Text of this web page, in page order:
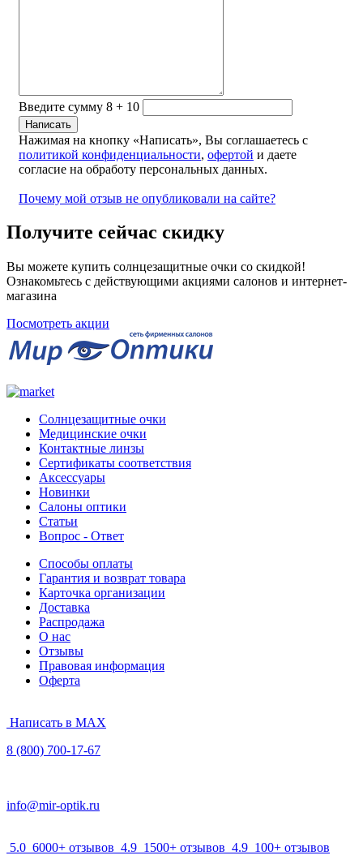
Введите сумму 8 + 10
Нажимая на кнопку «Написать», Вы соглашаетесь с
политикой конфиденциальности, офертой и даете
согласие на обработу персональных данных.
Почему мой отзыв не опубликовали на сайте?
Получите сейчас скидку
Вы можете купить солнцезащитные очки со скидкой!
Ознакомьтесь с действующими акциями салонов и интернет-
магазина
Посмотреть акции
Солнцезащитные очки
Медицинские очки
Контактные линзы
Сертификаты соответствия
Аксессуары
Новинки
Салоны оптики
Статьи
Вопрос - Ответ
Способы оплаты
Гарантия и возврат товара
Карточка организации
Доставка
Распродажа
О нас
Отзывы
Правовая информация
Оферта
Написать в MAX
8 (800) 700-17-67
info@mir-optik.ru
5.0 6000+ отзывов 4.9 1500+ отзывов 4.9 100+ отзывов